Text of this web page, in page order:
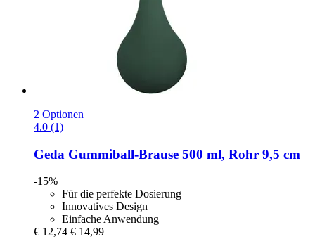
2 Optionen
4.0 (1)
Geda Gummiball-​Brause 500 ml, Rohr 9,5 cm
-15%
Für die perfekte Dosierung
Innovatives Design
Einfache Anwendung
€ 12,74 € 14,99